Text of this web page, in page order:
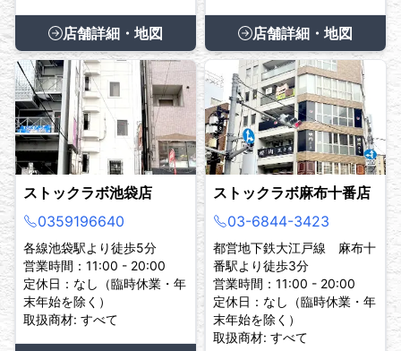
店舗詳細・地図 店舗詳細・地図
ストックラボ池袋店
0359196640
各線池袋駅より徒歩5分
営業時間：11:00 - 20:00
定休日：なし（臨時休業・年
末年始を除く）
取扱商材: すべて
ストックラボ麻布十番店
03-6844-3423
都営地下鉄大江戸線 麻布十
番駅より徒歩3分
営業時間：11:00 - 20:00
定休日：なし（臨時休業・年
末年始を除く）
取扱商材: すべて